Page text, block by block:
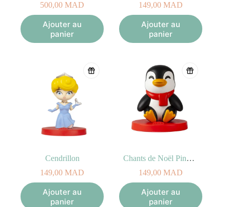
500,00 MAD
Ajouter au
panier
149,00 MAD
Ajouter au
panier
Cendrillon
149,00 MAD
Ajouter au
panier
Chants de Noël Pingouin
149,00 MAD
Ajouter au
panier